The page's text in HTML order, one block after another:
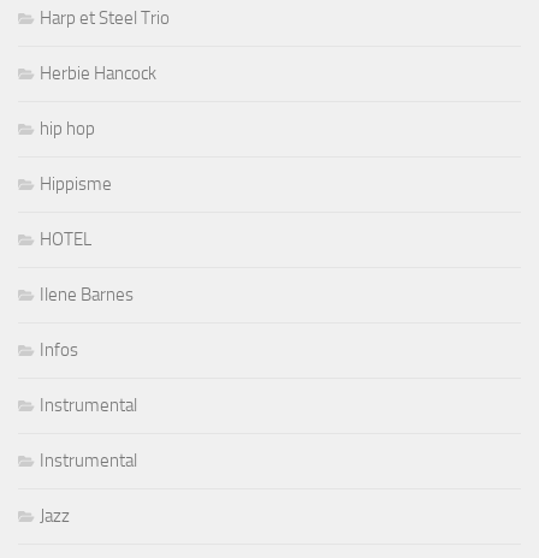
Harp et Steel Trio
Herbie Hancock
hip hop
Hippisme
HOTEL
Ilene Barnes
Infos
Instrumental
Instrumental
Jazz